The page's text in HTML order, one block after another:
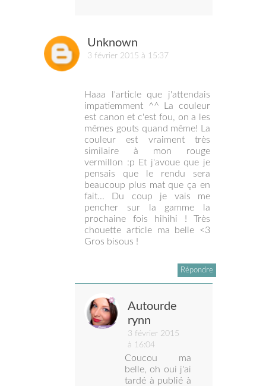
Unknown
3 février 2015 à 15:37
Haaa l'article que j'attendais
impatiemment ^^ La couleur
est canon et c'est fou, on a les
mêmes gouts quand même! La
couleur est vraiment très
similaire à mon rouge
vermillon :p Et j'avoue que je
pensais que le rendu sera
beaucoup plus mat que ça en
fait... Du coup je vais me
pencher sur la gamme la
prochaine fois hihihi ! Très
chouette article ma belle <3
Gros bisous !
Répondre
Autourde
rynn
3 février 2015
à 16:04
Coucou ma
belle, oh oui j'ai
tardé à publié à